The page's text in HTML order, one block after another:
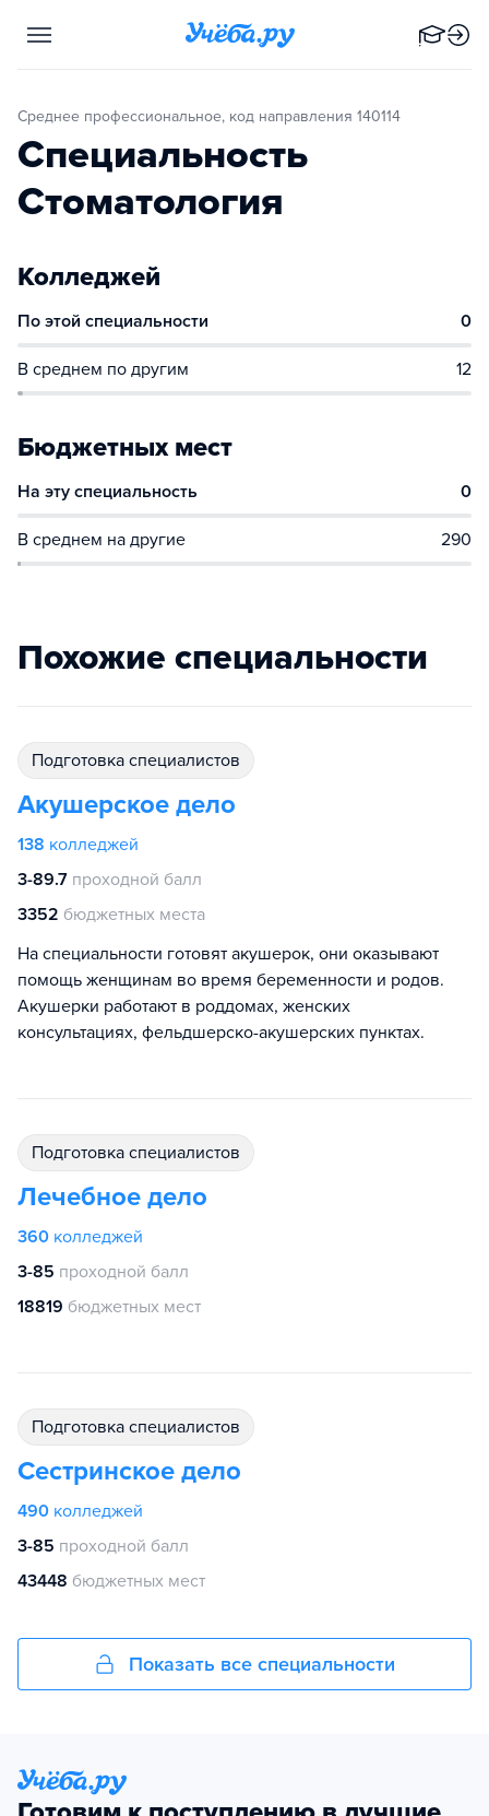
Среднее профессиональное, код направления 140114
Специальность
Стоматология
Колледжей
По этой специальности 0
В среднем по другим 12
Бюджетных мест
На эту специальность 0
В среднем на другие 290
Похожие специальности
подготовка специалистов
Акушерское дело
138 колледжей
3-89.7 проходной балл
3352 бюджетных места
На специальности готовят акушерок, они оказывают
помощь женщинам во время беременности и родов.
Акушерки работают в роддомах, женских
консультациях, фельдшерско-акушерских пунктах.
подготовка специалистов
Лечебное дело
360 колледжей
3-85 проходной балл
18819 бюджетных мест
подготовка специалистов
Сестринское дело
490 колледжей
3-85 проходной балл
43448 бюджетных мест
Показать все специальности